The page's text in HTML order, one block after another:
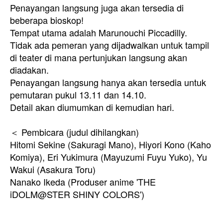
Penayangan langsung juga akan tersedia di
beberapa bioskop!
Tempat utama adalah Marunouchi Piccadilly.
Tidak ada pemeran yang dijadwalkan untuk tampil
di teater di mana pertunjukan langsung akan
diadakan.
Penayangan langsung hanya akan tersedia untuk
pemutaran pukul 13.11 dan 14.10.
Detail akan diumumkan di kemudian hari.
＜ Pembicara (judul dihilangkan)
Hitomi Sekine (Sakuragi Mano), Hiyori Kono (Kaho
Komiya), Eri Yukimura (Mayuzumi Fuyu Yuko), Yu
Wakui (Asakura Toru)
Nanako Ikeda (Produser anime 'THE
iDOLM@STER SHINY COLORS')